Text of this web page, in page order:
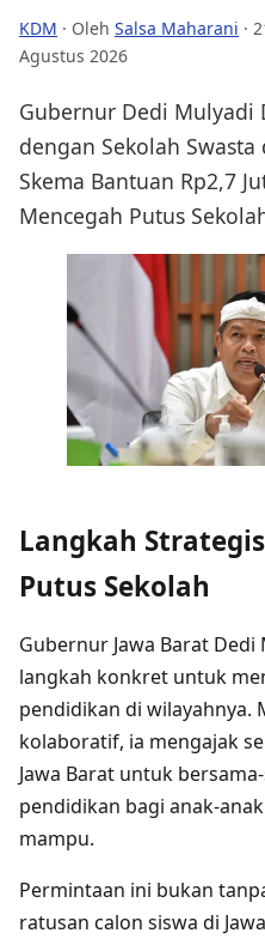
KDM · Oleh Salsa Maharani ·
Agustus 2026
Gubernur Dedi Mulyadi
dengan Sekolah
Skema Bantuan Rp2,7
Mencegah Putus
Langkah
Putus Sekolah
Gubernur Jawa Barat
langkah konkret untuk
pendidikan di wilayahnya.
kolaboratif, ia mengajak
Jawa Barat untuk
pendidikan bagi anak-
mampu.
Permintaan ini bukan
ratusan calon siswa di